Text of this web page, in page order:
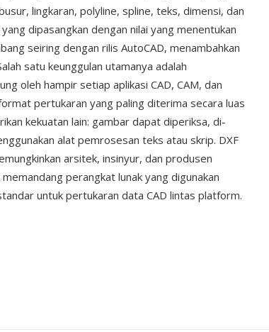
lingkaran, polyline, spline, teks, dimensi, dan
dipasangkan dengan nilai yang menentukan
seiring dengan rilis AutoCAD, menambahkan
satu keunggulan utamanya adalah
oleh hampir setiap aplikasi CAD, CAM, dan
pertukaran yang paling diterima secara luas
kekuatan lain: gambar dapat diperiksa, di-
alat pemrosesan teks atau skrip. DXF
arsitek, insinyur, dan produsen
perangkat lunak yang digunakan
untuk pertukaran data CAD lintas platform.